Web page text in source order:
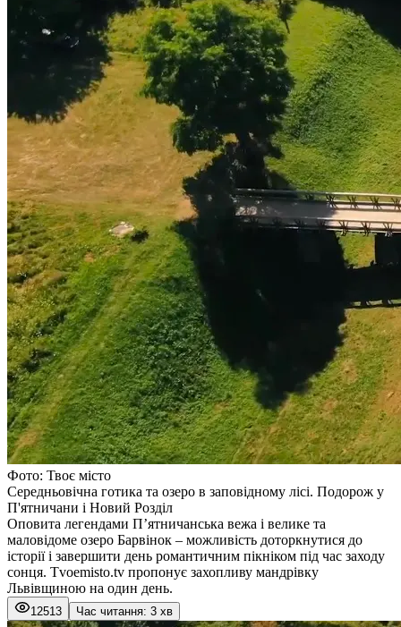
Фото: Твоє місто
Середньовічна готика та озеро в заповідному лісі. Подорож у
П'ятничани і Новий Розділ
Оповита легендами П’ятничанська вежа і велике та
маловідоме озеро Барвінок – можливість доторкнутися до
історії і завершити день романтичним пікніком під час заходу
сонця. Tvoemisto.tv пропонує захопливу мандрівку
Львівщиною на один день.
12513 Час читання: 3 хв